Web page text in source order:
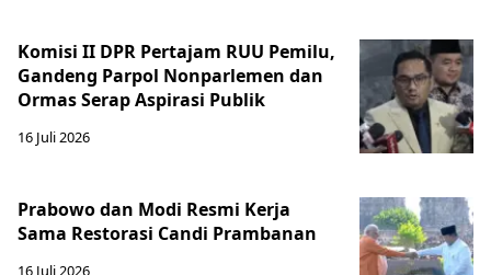
Komisi II DPR Pertajam RUU Pemilu,
Gandeng Parpol Nonparlemen dan
Ormas Serap Aspirasi Publik
16 Juli 2026
Prabowo dan Modi Resmi Kerja
Sama Restorasi Candi Prambanan
16 Juli 2026